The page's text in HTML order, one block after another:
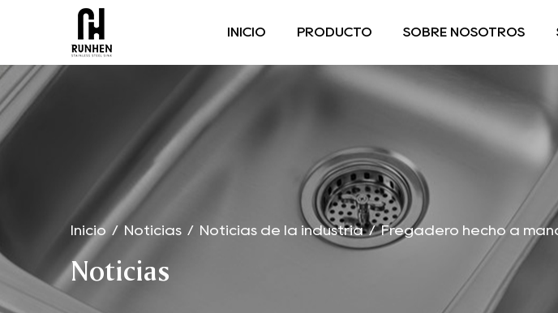
INICIO PRODUCTO SOBRE NOSOTROS
Inicio / Noticias / Noticias de la industria/Fregadero hecho a
Noticias